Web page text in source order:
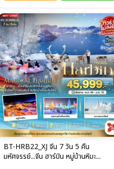
BT-HRB22_XJ จีน 7 วัน 5 คืน
มหัศจรรย์...จีน ฮาร์บิน หมู่บ้านหิมะ...